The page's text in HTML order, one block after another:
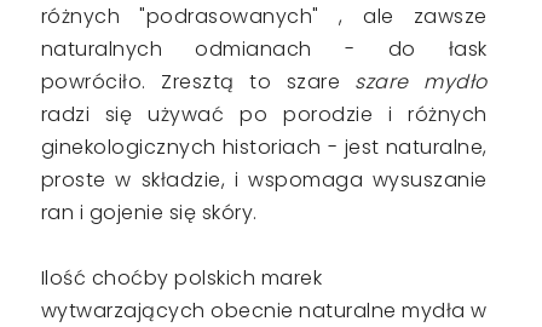
różnych "podrasowanych" , ale zawsze
naturalnych odmianach - do łask
powróciło. Zresztą to szare szare mydło
radzi się używać po porodzie i różnych
ginekologicznych historiach - jest naturalne,
proste w składzie, i wspomaga wysuszanie
ran i gojenie się skóry.
Ilość choćby polskich marek
wytwarzających obecnie naturalne mydła w